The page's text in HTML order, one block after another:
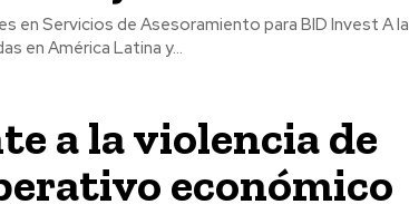
en Servicios de Asesoramiento para BID Invest A la
en América Latina y...
a la violencia de
económico